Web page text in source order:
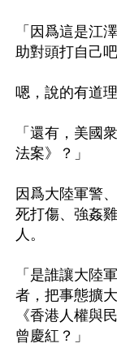
「因爲這是江
助對頭打自己吧
嗯，說的有道理
「還有，美國
法案》？」
因爲大陸軍警
死打傷、強姦
人。
「是誰讓大陸
者，把事態擴
《香港人權與
曾慶紅？」